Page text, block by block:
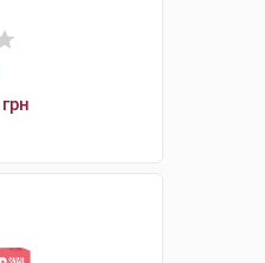
грн